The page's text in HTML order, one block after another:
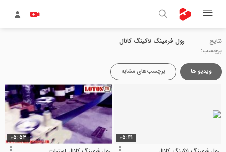
نتایج
برچسب:
رول فرمینگ لاکینگ کانال
ویدیو ها برچسب‌های مشابه
05:41
05:53